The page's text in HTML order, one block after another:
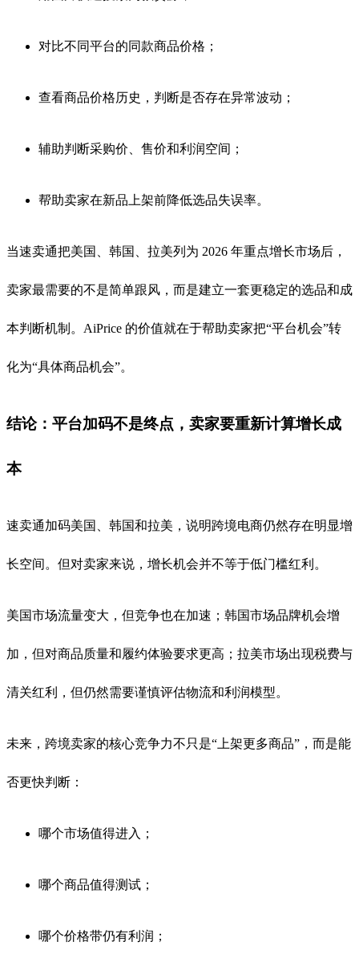
对比不同平台的同款商品价格；
查看商品价格历史，判断是否存在异常波动；
辅助判断采购价、售价和利润空间；
帮助卖家在新品上架前降低选品失误率。
当速卖通把美国、韩国、拉美列为 2026 年重点增长市场后，
卖家最需要的不是简单跟风，而是建立一套更稳定的选品和成
本判断机制。AiPrice 的价值就在于帮助卖家把“平台机会”转
化为“具体商品机会”。
结论：平台加码不是终点，卖家要重新计算增长成
本
速卖通加码美国、韩国和拉美，说明跨境电商仍然存在明显增
长空间。但对卖家来说，增长机会并不等于低门槛红利。
美国市场流量变大，但竞争也在加速；韩国市场品牌机会增
加，但对商品质量和履约体验要求更高；拉美市场出现税费与
清关红利，但仍然需要谨慎评估物流和利润模型。
未来，跨境卖家的核心竞争力不只是“上架更多商品”，而是能
否更快判断：
哪个市场值得进入；
哪个商品值得测试；
哪个价格带仍有利润；